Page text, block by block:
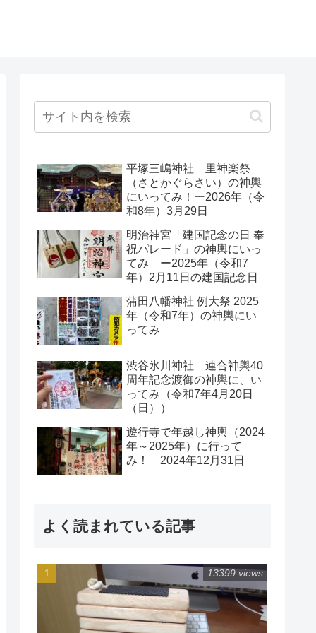
平塚三嶋神社 里神楽祭
（さとかぐらさい）の神輿
にいってみ！ー2026年（令
和8年）3月29日
明治神宮「建国記念の日 奉
祝パレード」の神輿にいっ
てみ ー2025年（令和7
年）2月11日の建国記念日
蒲田八幡神社 例大祭 2025
年（令和7年）の神輿にい
ってみ
渋谷氷川神社 連合神輿40
周年記念渡御の神輿に、い
ってみ（令和7年4月20日
（日））
遊行寺で年越し神輿（2024
年～2025年）に行って
み！ 2024年12月31日
よく読まれている記事
13399 views